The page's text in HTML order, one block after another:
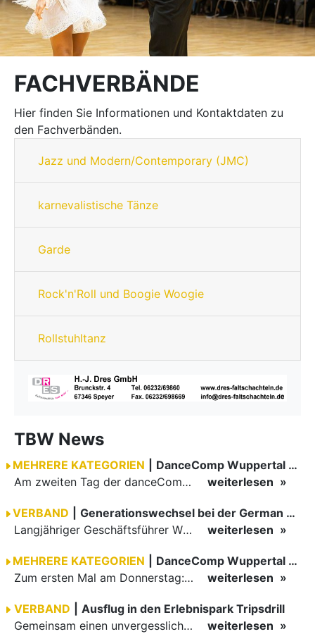
FACHVERBÄNDE
Hier finden Sie Informationen und Kontaktdaten zu
den Fachverbänden.
Jazz und Modern/Contemporary (JMC)
karnevalistische Tänze
Garde
Rock'n'Roll und Boogie Woogie
Rollstuhltanz
TBW News
MEHRERE KATEGORIEN
DanceComp Wuppertal 2026
Am zweiten Tag der danceComp starteten die Turniere im großen Saal. Den Auftakt machte das größte Feld des Wochenendes: Im WDSF Open Senior III Standard gingen 141 Paare aufs Parkett.
weiterlesen
VERBAND
Generationswechsel bei der German Open Championships…
Langjähriger Geschäftsführer Wilfried Scheible übergibt Verantwortung an Stephen Harnisch und Bernd Roßnagel Stuttgart, den 30. Juni 2026.
weiterlesen
MEHRERE KATEGORIEN
DanceComp Wuppertal 2026
Zum ersten Mal am Donnerstag: erster Tag der danceComp
weiterlesen
VERBAND
Ausflug in den Erlebnispark Tripsdrill
Gemeinsam einen unvergesslichen Tag erleben
weiterlesen